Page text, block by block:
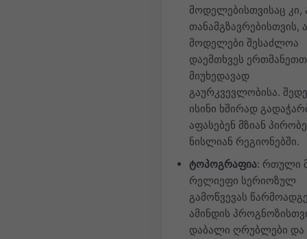
მოდელებისთვისაც კი,
თანამგზავრებისთვის,
მოდელები შესაძლოა
დაემთხვეს
მიუხედავად
გაურკვევლობისა.
ისინი ხშირად
აფასებენ მზიან
ნისლიან რეგიონებში.
ტოპოგრაფია: რთული
რელიეფი სერიოზულ
გამოწვევას
ამინდის
დაბალი ღრუბლები და